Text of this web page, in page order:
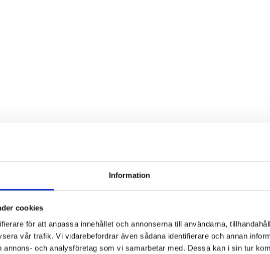
Information
cookies
för att anpassa innehållet och annonserna till användarna,
vår trafik. Vi vidarebefordrar även sådana identifierare och annan
annons- och analysföretag som vi samarbetar med. Dessa kan i sin tur